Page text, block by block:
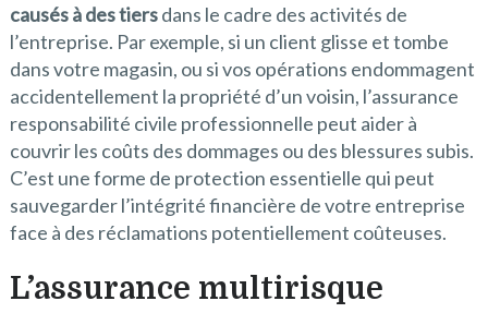
causés à des tiersdans le cadre des activités de
l’entreprise. Par exemple, si un client glisse et tombe
dans votre magasin, ou si vos opérations endommagent
accidentellement la propriété d’un voisin, l’assurance
responsabilité civile professionnelle peut aider à
couvrir les coûts des dommages ou des blessures subis.
C’est une forme de protection essentielle qui peut
sauvegarder l’intégrité financière de votre entreprise
face à des réclamations potentiellement coûteuses.
L’assurance multirisque